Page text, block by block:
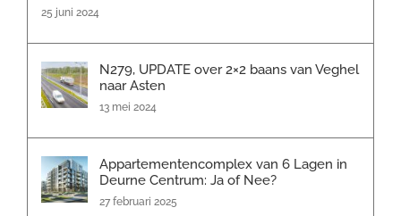
25 juni 2024
N279, UPDATE over 2×2 baans van Veghel
naar Asten
13 mei 2024
Appartementencomplex van 6 Lagen in
Deurne Centrum: Ja of Nee?
27 februari 2025